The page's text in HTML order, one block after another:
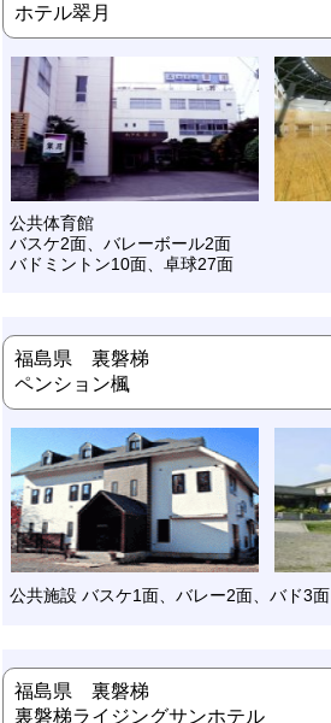
ホテル翠月
公共体育館
バスケ2面、バレーボール2面
バドミントン10面、卓球27面
福島県 裏磐梯
ペンション楓
公共施設 バスケ1面、バレー2面、バド3面
福島県 裏磐梯
裏磐梯ライジングサンホテル